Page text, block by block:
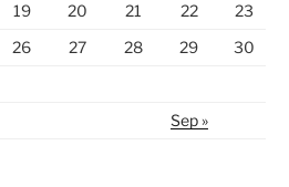
19 20 21 22
23
26 27 28 29
30
Sep »